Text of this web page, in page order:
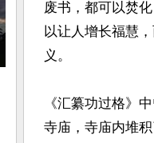
废书，都可以焚
以让人增长福慧
义。
《汇纂功过格》
寺庙，寺庙内堆